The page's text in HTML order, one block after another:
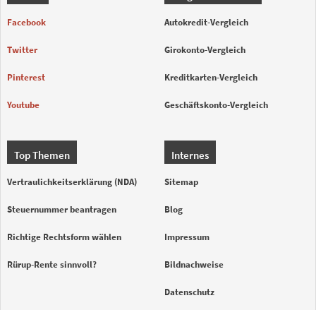
Facebook
Twitter
Pinterest
Youtube
Autokredit-Vergleich
Girokonto-Vergleich
Kreditkarten-Vergleich
Geschäftskonto-Vergleich
Top Themen
Vertraulichkeitserklärung (NDA)
Steuernummer beantragen
Richtige Rechtsform wählen
Rürup-Rente sinnvoll?
Internes
Sitemap
Blog
Impressum
Bildnachweise
Datenschutz